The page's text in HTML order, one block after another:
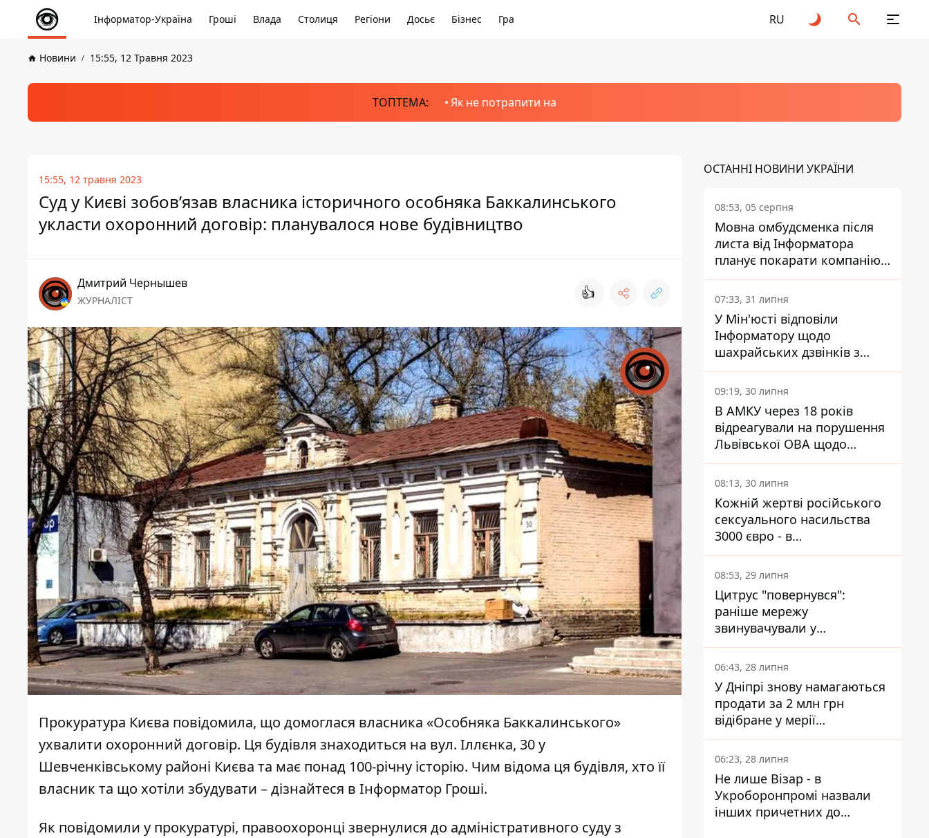
Інформатор-Україна Гроші Влада Столиця Регіони Досьє Бізнес Гра RU
Новини 15:55, 12 Травня 2023
ТОПТЕМА: Як не потрапити на
15:55, 12 травня 2023
Суд у Києві зобов’язав власника історичного особняка Баккалинського
укласти охоронний договір: планувалося нове будівництво
Дмитрий Чернышев
ЖУРНАЛІСТ 👍
Прокуратура Києва повідомила, що домоглася власника «Особняка Баккалинського»
ухвалити охоронний договір. Ця будівля знаходиться на вул. Іллєнка, 30 у
Шевченківському районі Києва та має понад 100-річну історію. Чим відома ця будівля, хто її
власник та що хотіли збудувати – дізнайтеся в Інформатор Гроші.
Як повідомили у прокуратурі, правоохоронці звернулися до адміністративного суду з
ОСТАННІ НОВИНИ УКРАЇНИ
08:53, 05 серпня
Мовна омбудсменка після
листа від Інформатора
планує покарати компанію-
підрядника ПриватБанку
07:33, 31 липня
У Мін'юсті відповіли
Інформатору щодо
шахрайських дзвінків з
камери Сумського СІЗО так,
що ніхто нічого не зрозумів
09:19, 30 липня
В АМКУ через 18 років
відреагували на порушення
Львівської ОВА щодо
харчування у закладах
освіти
08:13, 30 липня
Кожній жертві російського
сексуального насильства
3000 євро - в
Мінсоцполітики пояснили
Інформатору, звідки на це
гроші
08:53, 29 липня
Цитрус "повернувся":
раніше мережу
звинувачували у
контрабанді техніки та
ухиленні від сплати
податків
06:43, 28 липня
У Дніпрі знову намагаються
продати за 2 млн грн
відібране у мерії
приміщення Укрпошти
06:23, 28 липня
Не лише Візар - в
Укроборонпромі назвали
інших причетних до